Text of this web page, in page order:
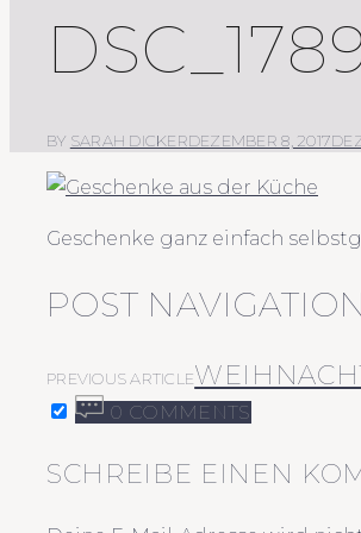
BY SARAH DICKERDEZEMBER 8, 2017
Geschenke ganz einfach
POST NAVIGATION
PREVIOUS ARTICLE
0 COMMENTS
SCHREIBE EINEN